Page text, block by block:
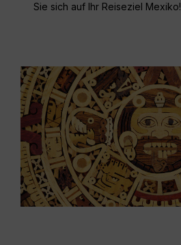
Sie sich auf Ihr Reiseziel Mexiko!